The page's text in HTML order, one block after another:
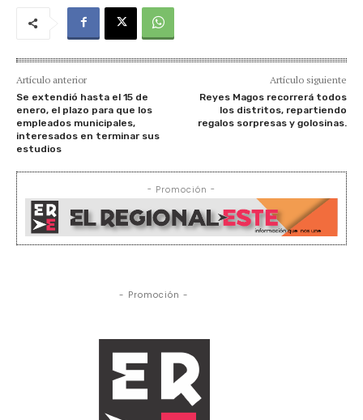
Artículo anterior
Se extendió hasta el 15 de
enero, el plazo para que los
empleados municipales,
interesados en terminar sus
estudios
Artículo siguiente
Reyes Magos recorrerá todos
los distritos, repartiendo
regalos sorpresas y golosinas.
- Promoción -
- Promoción -